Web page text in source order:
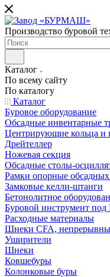
Производство буровой
Каталог
По всему сайту
По каталогу
Каталог
Буровое оборудование
Обсадные инвентарные
Центрирующие кольца и
Дрейтеллер
Ножевая секция
Обсадные столы-
Рамки опорные обсадных
Замковые келли-штанги
Бетонолитное
Буровой инструмент под
Расходные материалы
Шнеки CFA,
Уширители
Шнеки
Ковшебуры
Колонковые буры